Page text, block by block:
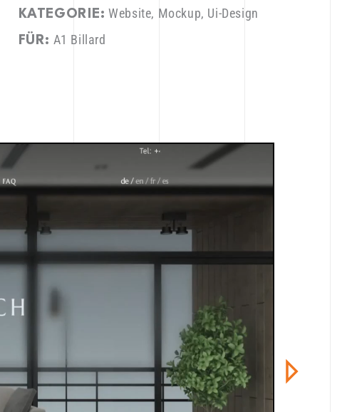
KATEGORIE: Website, Mockup, Ui-Design
FÜR: A1 Billard